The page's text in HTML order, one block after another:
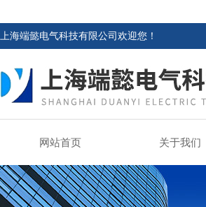
上海端懿电气科技有限公司欢迎您！
网站首页 关于我们